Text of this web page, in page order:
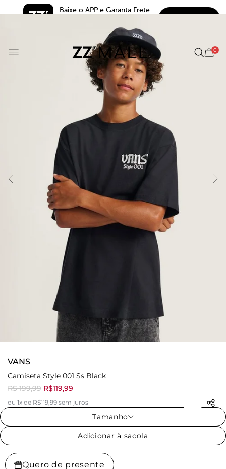
Baixe o APP e Garanta Frete
5.0
0
VANS
Camiseta Style 001 Ss Black
R$ 199,99 R$119,99
ou 1x de R$119,99 sem juros
Tamanho
Adicionar à sacola
Quero de presente